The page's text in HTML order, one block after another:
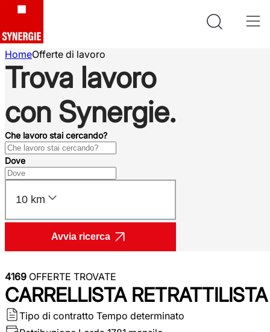
HomeOfferte di lavoro
Trova lavoro
con Synergie.
Che lavoro stai cercando?
Dove
10 km
Avvia ricerca
4169 OFFERTE TROVATE
CARRELLISTA RETRATTILISTA
Tipo di contratto Tempo determinato